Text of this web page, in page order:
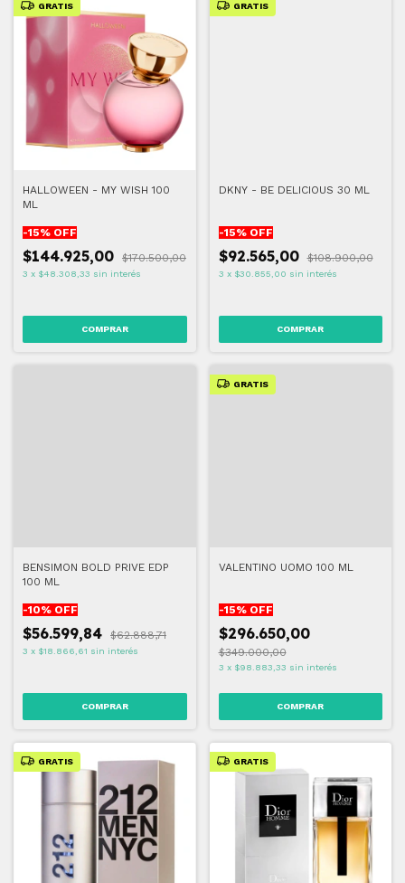
GRATIS
HALLOWEEN - MY WISH 100
ML
-15% OFF
$144.925,00 $170.500,00
3 x $48.308,33 sin interés
GRATIS
DKNY - BE DELICIOUS 30 ML
-15% OFF
$92.565,00 $108.900,00
3 x $30.855,00 sin interés
BENSIMON BOLD PRIVE EDP
100 ML
-10% OFF
$56.599,84 $62.888,71
3 x $18.866,61 sin interés
GRATIS
VALENTINO UOMO 100 ML
-15% OFF
$296.650,00
$349.000,00
3 x $98.883,33 sin interés
GRATIS GRATIS